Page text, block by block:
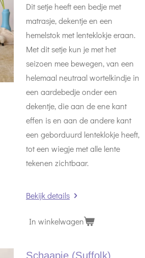
Dit setje heeft een bedje met
matrasje, dekentje en een
hemelstok met lenteklokje eraan.
Met dit setje kun je met het
seizoen mee bewegen, van een
helemaal neutraal wortelkindje in
een aardebedje onder een
dekentje, die aan de ene kant
effen is en aan de andere kant
een geborduurd lenteklokje heeft,
tot een wiegje met alle lente
tekenen zichtbaar.
Bekijk details
In winkelwagen
Schaapje (Suffolk)